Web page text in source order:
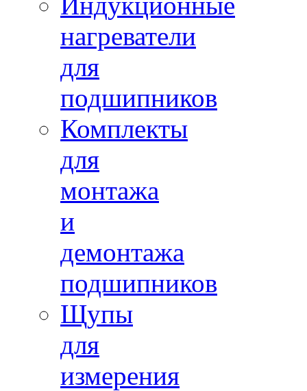
нагреватели
для
подшипников
Комплекты
для
монтажа
и
демонтажа
подшипников
Щупы
для
измерения